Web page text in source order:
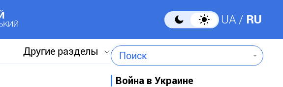
UA RU
Другие разделы Поиск
Война в Украине